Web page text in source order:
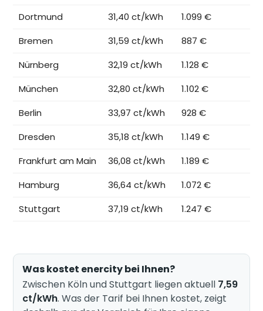
Dortmund
31,40 ct/kWh
1.099 €
Bremen
31,59 ct/kWh
887 €
Nürnberg
32,19 ct/kWh
1.128 €
München
32,80 ct/kWh
1.102 €
Berlin
33,97 ct/kWh
928 €
Dresden
35,18 ct/kWh
1.149 €
Frankfurt am Main
36,08 ct/kWh
1.189 €
Hamburg
36,64 ct/kWh
1.072 €
Stuttgart
37,19 ct/kWh 1.247 €
Was kostet enercity bei Ihnen?
Zwischen Köln und Stuttgart liegen aktuell 7,59
ct/kWh. Was der Tarif bei Ihnen kostet, zeigt